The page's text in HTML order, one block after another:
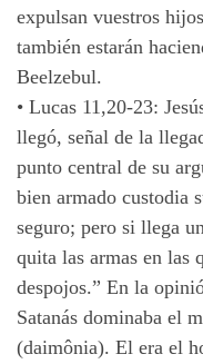
expulsan vuestros
también estarán
Beelzebul.
• Lucas 11,20-23:
llegó, señal de la
punto central de su
bien armado custodia
seguro; pero si llega
quita las armas en las
despojos.” En la
Satanás dominaba el
(daimônia). El era el